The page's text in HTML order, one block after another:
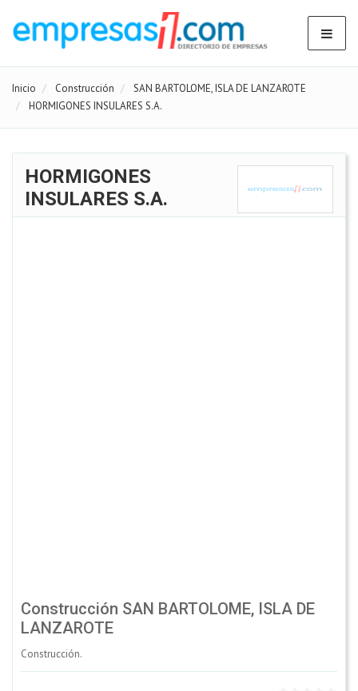
Inicio Construcción
SAN BARTOLOME, ISLA DE LANZAROTE
HORMIGONES INSULARES S.A.
HORMIGONES
INSULARES S.A.
Construcción SAN BARTOLOME, ISLA DE
LANZAROTE
Construcción.